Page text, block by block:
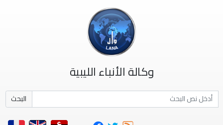
وكالة الأنباء الليبية
البحث